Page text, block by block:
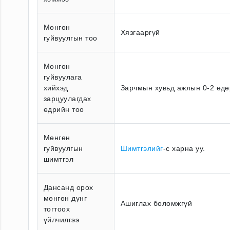
Мөнгөн
гуйвуулгын тоо
Хязгааргүй
Мөнгөн
гуйвуулага
хийхэд
зарцуулагдах
өдрийн тоо
Зарчмын хувьд ажлын 0-2
Мөнгөн
гуйвуулгын
шимтгэл
Шимтгэлийг-с харна уу.
Дансанд орох
мөнгөн дүнг
тогтоох
үйлчилгээ
Ашиглах боломжгүй